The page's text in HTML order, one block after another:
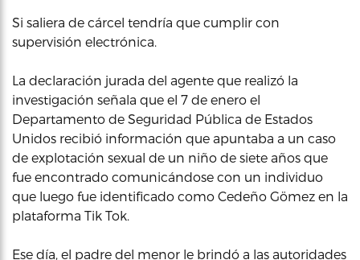
Si saliera de cárcel tendría que cumplir con
supervisión electrónica.
La declaración jurada del agente que realizó la
investigación señala que el 7 de enero el
Departamento de Seguridad Pública de Estados
Unidos recibió información que apuntaba a un caso
de explotación sexual de un niño de siete años que
fue encontrado comunicándose con un individuo
que luego fue identificado como Cedeño Gömez en la
plataforma Tik Tok.
Ese día, el padre del menor le brindó a las autoridades